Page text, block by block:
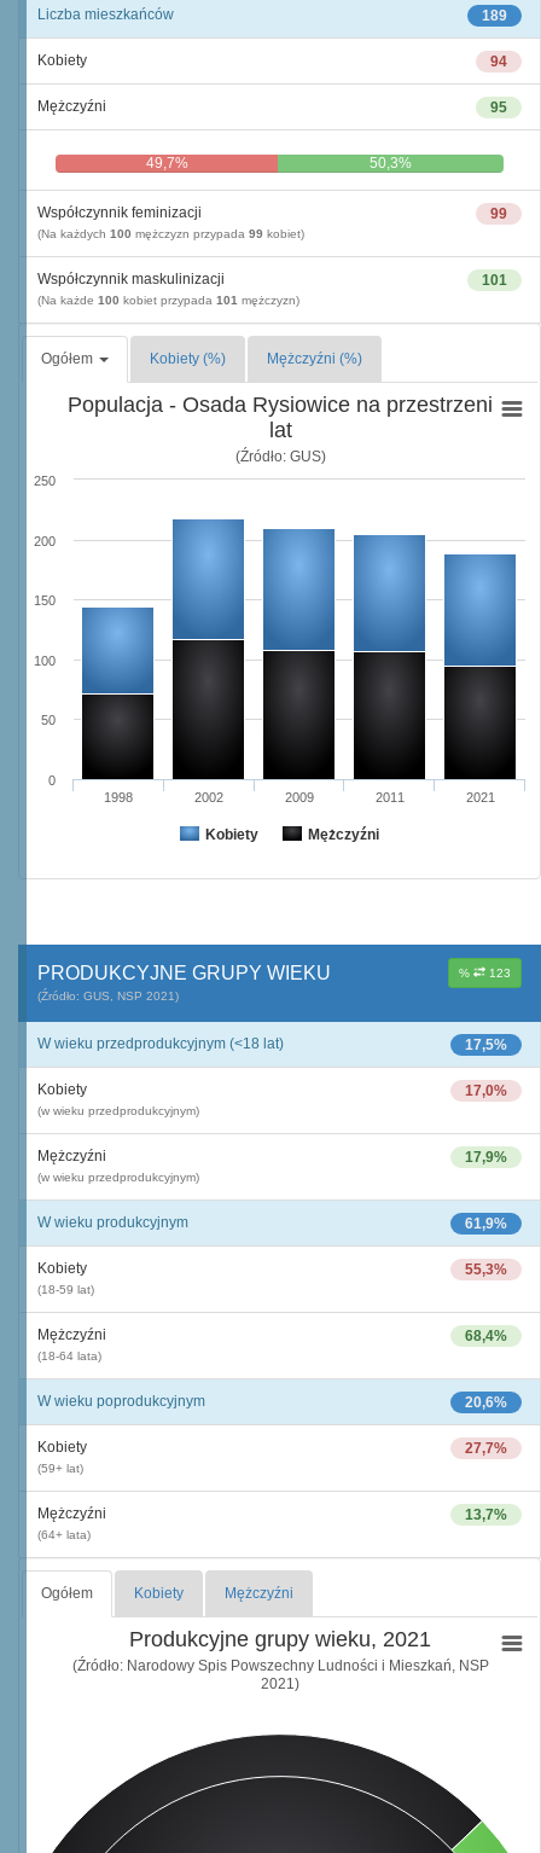
189
Liczba mieszkańców
94
Kobiety
95
Mężczyźni
49,7% 50,3%
99
Współczynnik feminizacji
(Na każdych 100 mężczyzn przypada 99 kobiet)
101
Współczynnik maskulinizacji
(Na każde 100 kobiet przypada 101 mężczyzn)
Ogółem Kobiety (%) Mężczyźni (%)
Populacja - Osada Rysiowice na przestrzeni
lat
(Źródło: GUS)
Kobiety Mężczyźni
1998 2002 2009 2011 2021
0
50
100
150
200
250
% 123
PRODUKCYJNE GRUPY WIEKU
(Źródło: GUS, NSP 2021)
17,5%
W wieku przedprodukcyjnym (<18 lat)
17,0%
Kobiety
(w wieku przedprodukcyjnym)
17,9%
Mężczyźni
(w wieku przedprodukcyjnym)
61,9%
W wieku produkcyjnym
55,3%
Kobiety
(18-59 lat)
68,4%
Mężczyźni
(18-64 lata)
20,6%
W wieku poprodukcyjnym
27,7%
Kobiety
(59+ lat)
13,7%
Mężczyźni
(64+ lata)
Ogółem Kobiety Mężczyźni
Produkcyjne grupy wieku, 2021
(Źródło: Narodowy Spis Powszechny Ludności i Mieszkań, NSP
2021)